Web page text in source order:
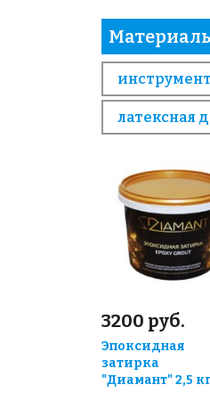
латексная
3200 руб.
Эпоксидная
затирка
"Диамант" 2,5